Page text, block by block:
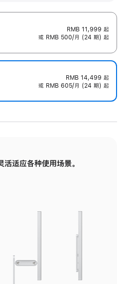
RMB 11,999 起
或 RMB 500/月 (24 期) 起
RMB 14,499 起
或 RMB 605/月 (24 期) 起
活适应各种使用场景。